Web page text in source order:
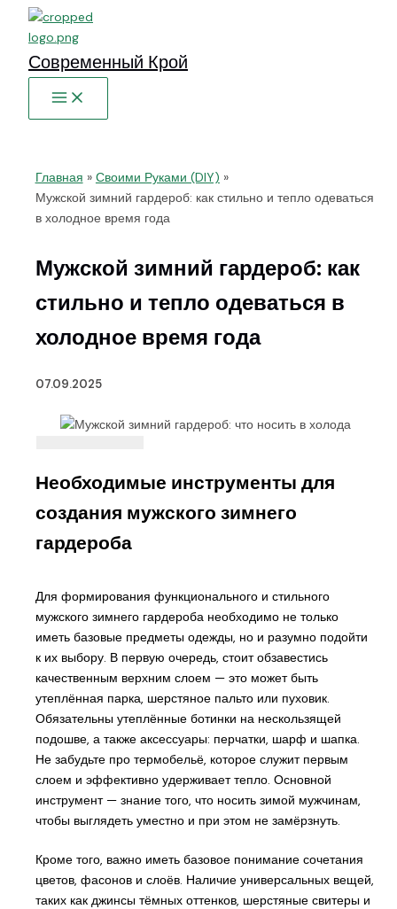
Перейти
содержимому
Современный Крой
Главная
Своими Руками (DIY)
Мужской зимний гардероб: как стильно и тепло одеваться
в холодное время года
Мужской зимний гардероб: как
стильно и тепло одеваться в
холодное время года
07.09.2025
Необходимые инструменты для
создания мужского зимнего
гардероба
Для формирования функционального и стильного
мужского зимнего гардероба необходимо не только
иметь базовые предметы одежды, но и разумно подойти
к их выбору. В первую очередь, стоит обзавестись
качественным верхним слоем — это может быть
утеплённая парка, шерстяное пальто или пуховик.
Обязательны утеплённые ботинки на нескользящей
подошве, а также аксессуары: перчатки, шарф и шапка.
Не забудьте про термобельё, которое служит первым
слоем и эффективно удерживает тепло. Основной
инструмент — знание того, что носить зимой мужчинам,
чтобы выглядеть уместно и при этом не замёрзнуть.
Кроме того, важно иметь базовое понимание сочетания
цветов, фасонов и слоёв. Наличие универсальных вещей,
таких как джинсы тёмных оттенков, шерстяные свитеры и